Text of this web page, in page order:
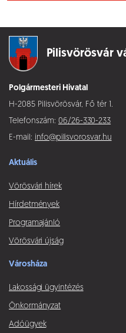
Pilisvörösvár
Polgármesteri Hivatal
H-2085 Pilisvörösvár, Fő tér 1.
Telefonszám: 06/26-330-233
E-mail: info@pilisvorosvar.hu
Aktuális
Vörösvári hírek
Hírdetmények
Programajánló
Vörösvári újság
Városháza
Lakossági ügyintézés
Önkormányzat
Adóügyek